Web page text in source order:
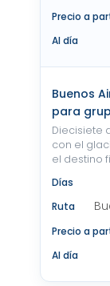
Precio a
Al día
Buenos
para
Diecisiete
con el
el destino
Días
Ruta
Precio a
Al día